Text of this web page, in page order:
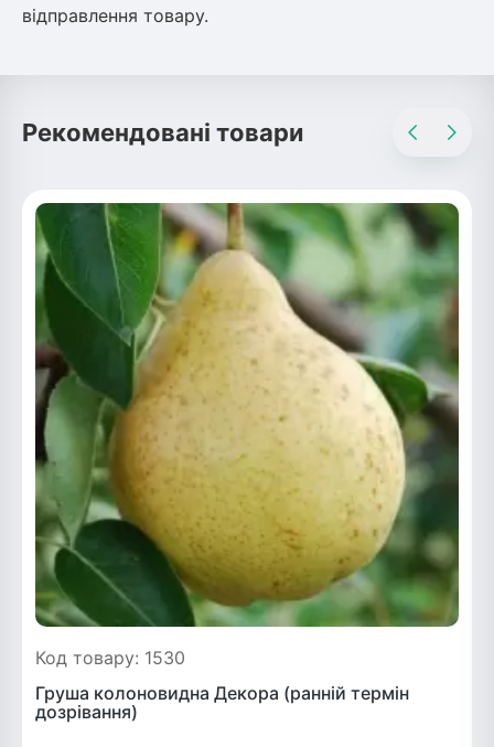
відправлення товару.
Рекомендовані товари
Код товару: 1530
Груша колоновидна Декора (ранній термін
дозрівання)